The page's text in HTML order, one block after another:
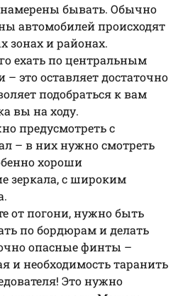
намерены бывать. Обычно
автомобилей происходят
зонах и районах.
ехать по центральным
– это оставляет достаточно
подобраться к вам
вы на ходу.
предусмотреть с
– в них нужно смотреть
хороши
зеркала, с широким
от погони, нужно быть
по бордюрам и делать
опасные финты –
и необходимость таранить
Это нужно